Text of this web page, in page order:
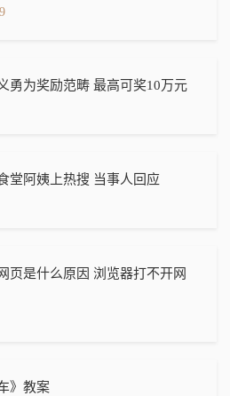
勇为奖励范畴 最高可奖10万元
堂阿姨上热搜 当事人回应
页是什么原因 浏览器打不开网
》教案